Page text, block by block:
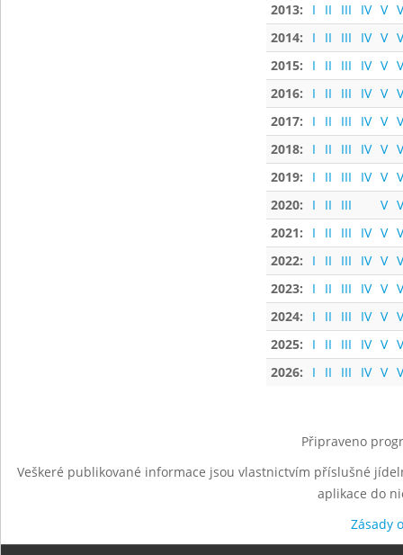
2013:
I II III IV V
2014:
I II III IV V
2015:
I II III IV V
2016:
I II III IV V
2017:
I II III IV V
2018:
I II III IV V
2019:
I II III IV V
2020:
I II III V
2021:
I II III IV V
2022:
I II III IV V
2023:
I II III IV V
2024:
I II III IV V
2025:
I II III IV V
2026:
I II III IV V
Připraveno
Veškeré publikované informace jsou vlastnictvím příslušné
aplikace do
Zásady